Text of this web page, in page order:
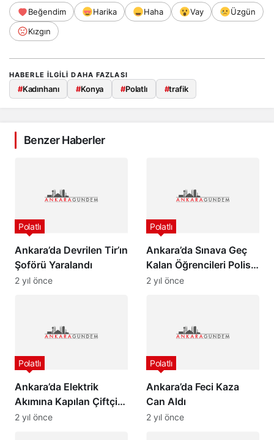
Beğendim Harika Haha Vay
Üzgün
Kızgın
HABERLE ILGILI DAHA FAZLASI
#Kadınhanı #Konya #Polatlı #trafik
Benzer Haberler
Ankara’da Devrilen Tir’ın
Şoförü Yaralandı
Polatlı
2 yıl önce
Ankara’da Sınava Geç
Kalan Öğrencileri Polis
Yetiştirdi
Polatlı
2 yıl önce
Ankara’da Elektrik
Akımına Kapılan Çiftçi
Kurtarılamadı…
Polatlı
2 yıl önce
Ankara’da Feci Kaza
Can Aldı
Polatlı
2 yıl önce